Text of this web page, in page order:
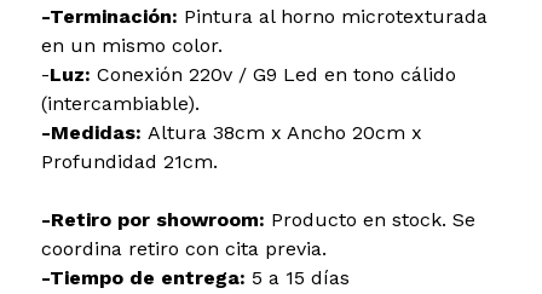
-Terminación: Pintura al horno microtexturada
en un mismo color.
-Luz: Conexión 220v / G9 Led en tono cálido
(intercambiable).
-Medidas: Altura 38cm x Ancho 20cm x
Profundidad 21cm.
-Retiro por showroom: Producto en stock. Se
coordina retiro con cita previa.
-Tiempo de entrega: 5 a 15 días